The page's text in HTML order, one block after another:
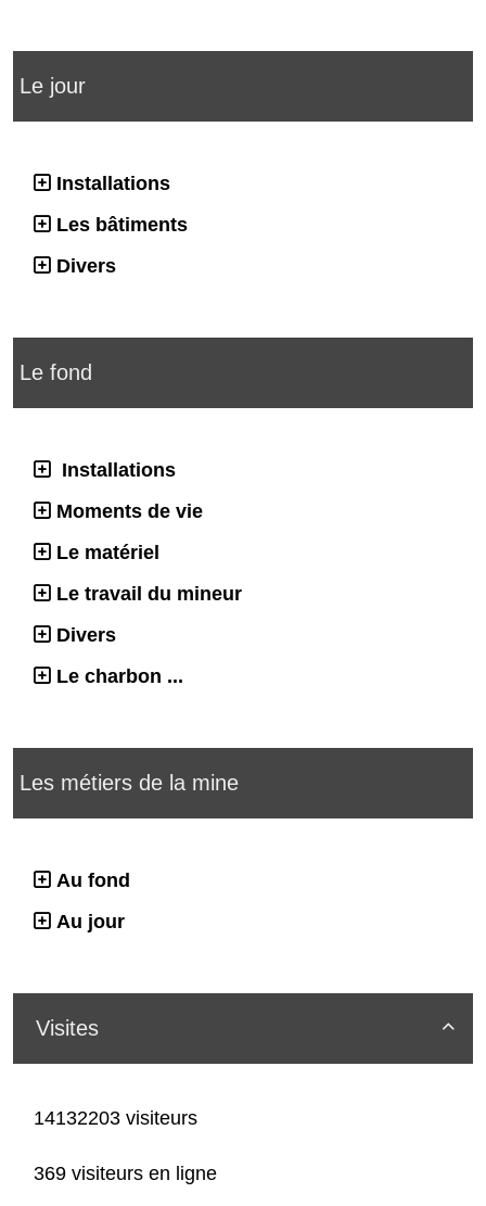
Le jour
Installations
Les bâtiments
Divers
Le fond
Installations
Moments de vie
Le matériel
Le travail du mineur
Divers
Le charbon ...
Les métiers de la mine
Au fond
Au jour

Visites
14132203 visiteurs
369 visiteurs en ligne